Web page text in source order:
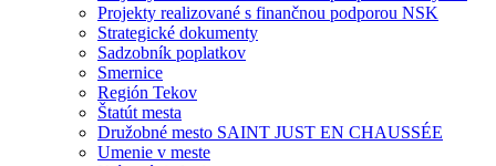
Projekty realizované s finančnou podporou NSK
Strategické dokumenty
Sadzobník poplatkov
Smernice
Región Tekov
Štatút mesta
Družobné mesto SAINT JUST EN CHAUSSÉE
Umenie v meste